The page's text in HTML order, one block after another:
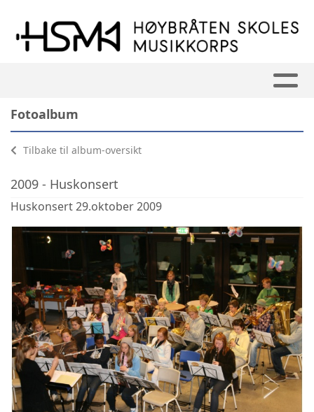
Fotoalbum
Tilbake til album-oversikt
2009 - Huskonsert
Huskonsert 29.oktober 2009